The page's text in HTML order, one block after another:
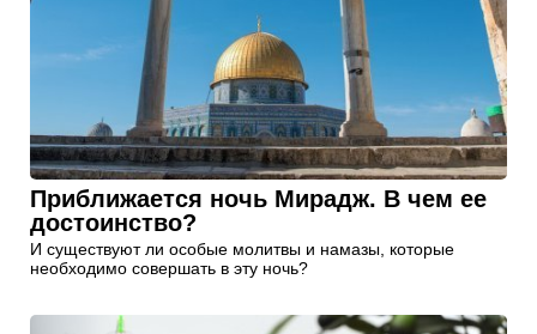
Приближается ночь Мирадж. В чем ее
достоинство?
И существуют ли особые молитвы и намазы, которые
необходимо совершать в эту ночь?